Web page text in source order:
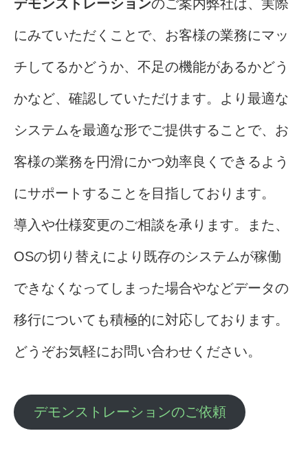
デモンストレーションのご案内弊社は、実際
にみていただくことで、お客様の業務にマッ
チしてるかどうか、不足の機能があるかどう
かなど、確認していただけます。より最適な
システムを最適な形でご提供することで、お
客様の業務を円滑にかつ効率良くできるよう
にサポートすることを目指しております。
導入や仕様変更のご相談を承ります。また、
OSの切り替えにより既存のシステムが稼働
できなくなってしまった場合やなどデータの
移行についても積極的に対応しております。
どうぞお気軽にお問い合わせください。
デモンストレーションのご依頼